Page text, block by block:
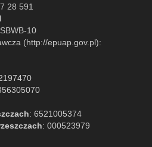
28 591
10
(http://epuap.gov.pl):
: 6521005374
: 000523979